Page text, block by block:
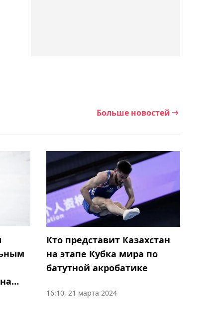
Чего ожидать от
гимнасток Казахстана на
квалификационном к
Олимпиаде ЧМ в
Германии
"Лена сама не своя": 58
и 16 двойных Рыбакиной
на старте "тысячника"
09:11, Сегодня
Определились дата и
Больше новостей
Кто представит Казахстан
на этапе Кубка мира по
батутной акробатике
16:10, 21 марта 2024